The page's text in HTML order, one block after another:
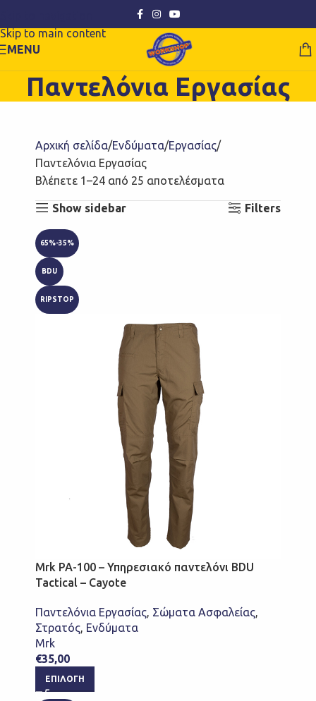
Skip to main content
MENU
Παντελόνια Εργασίας
Αρχική σελίδα Ενδύματα Εργασίας
Παντελόνια Εργασίας
Βλέπετε 1–24 από 25 αποτελέσματα
Show sidebar Filters
65%-35%
BDU
RIPSTOP
Mrk PA-100 – Υπηρεσιακό παντελόνι BDU
Tactical – Cayote
Παντελόνια Εργασίας, Σώματα Ασφαλείας,
Στρατός, Ενδύματα
Mrk
€35,00
ΕΠΙΛΟΓΉ